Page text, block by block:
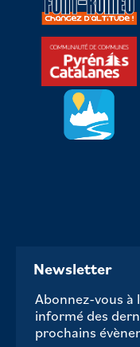
Newsletter
Abonnez-vous
informé des
prochains